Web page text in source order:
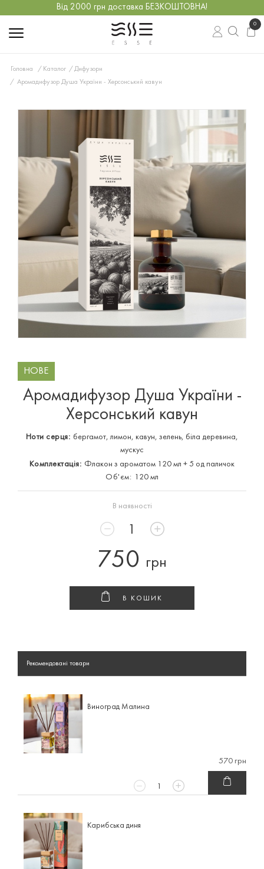
Від 2000 грн доставка БЕЗКОШТОВНА!
0
Головна Каталог
Дифузори
Аромадифузор Душа України - Херсонський кавун
НОВЕ
Аромадифузор Душа України -
Херсонський кавун
Ноти серця: бергамот, лимон, кавун, зелень, біла деревина,
мускус
Комплектація: Флакон з ароматом 120 мл + 5 од паличок
Об'єм: 120 мл
В наявності
750 грн
В КОШИК
Рекомендовані товари
Виноград Малина
570 грн
Карибська диня